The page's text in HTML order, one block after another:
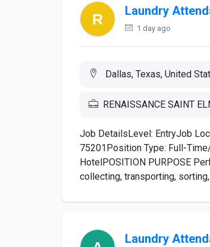
Laundry
1 day ago
Dallas, Texas, United
RENAISSANCE SAINT
Job DetailsLevel: EntryJob
75201Position Type: Full-
HotelPOSITION PURPOSE
collecting, transporting,
Laundry